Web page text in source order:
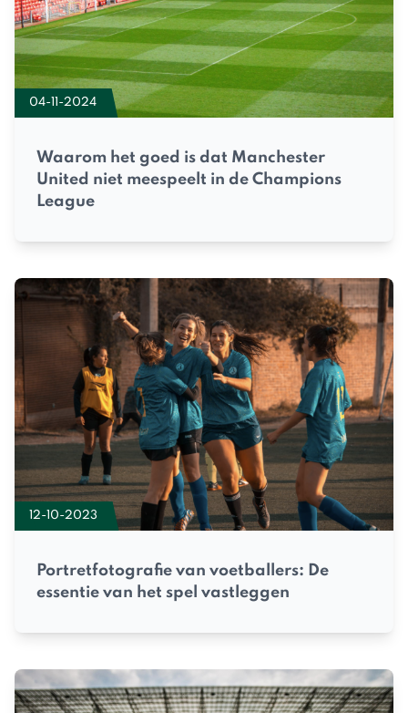
04-11-2024
Waarom het goed is dat Manchester
United niet meespeelt in de Champions
League
12-10-2023
Portretfotografie van voetballers: De
essentie van het spel vastleggen